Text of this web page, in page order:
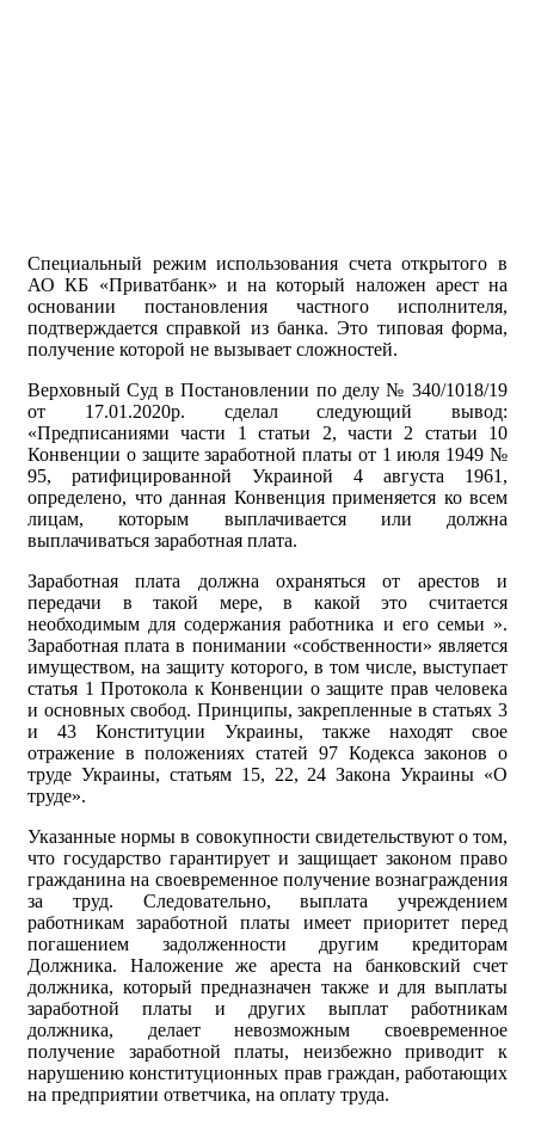
Специальный режим использования счета открытого в
АО КБ «Приватбанк» и на который наложен арест на
основании постановления частного исполнителя,
подтверждается справкой из банка. Это типовая форма,
получение которой не вызывает сложностей.
Верховный Суд в Постановлении по делу № 340/1018/19
от 17.01.2020р. сделал следующий вывод:
«Предписаниями части 1 статьи 2, части 2 статьи 10
Конвенции о защите заработной платы от 1 июля 1949 №
95, ратифицированной Украиной 4 августа 1961,
определено, что данная Конвенция применяется ко всем
лицам, которым выплачивается или должна
выплачиваться заработная плата.
Заработная плата должна охраняться от арестов и
передачи в такой мере, в какой это считается
необходимым для содержания работника и его семьи ».
Заработная плата в понимании «собственности» является
имуществом, на защиту которого, в том числе, выступает
статья 1 Протокола к Конвенции о защите прав человека
и основных свобод. Принципы, закрепленные в статьях 3
и 43 Конституции Украины, также находят свое
отражение в положениях статей 97 Кодекса законов о
труде Украины, статьям 15, 22, 24 Закона Украины «О
труде».
Указанные нормы в совокупности свидетельствуют о том,
что государство гарантирует и защищает законом право
гражданина на своевременное получение вознаграждения
за труд. Следовательно, выплата учреждением
работникам заработной платы имеет приоритет перед
погашением задолженности другим кредиторам
Должника. Наложение же ареста на банковский счет
должника, который предназначен также и для выплаты
заработной платы и других выплат работникам
должника, делает невозможным своевременное
получение заработной платы, неизбежно приводит к
нарушению конституционных прав граждан, работающих
на предприятии ответчика, на оплату труда.